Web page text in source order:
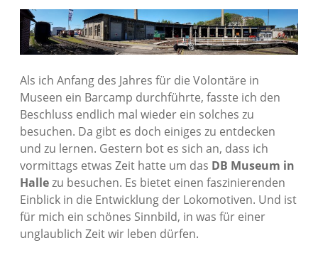
Als ich Anfang des Jahres für die Volontäre in
Museen ein Barcamp durchführte, fasste ich den
Beschluss endlich mal wieder ein solches zu
besuchen. Da gibt es doch einiges zu entdecken
und zu lernen. Gestern bot es sich an, dass ich
vormittags etwas Zeit hatte um das DB Museum in
Hallezu besuchen. Es bietet einen faszinierenden
Einblick in die Entwicklung der Lokomotiven. Und ist
für mich ein schönes Sinnbild, in was für einer
unglaublich Zeit wir leben dürfen.